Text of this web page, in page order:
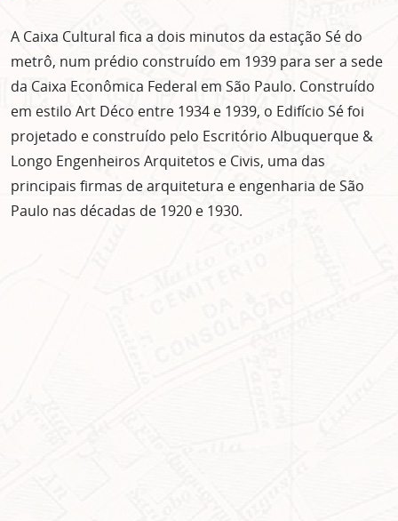
A Caixa Cultural fica a dois minutos da estação Sé do
metrô, num prédio construído em 1939 para ser a sede
da Caixa Econômica Federal em São Paulo. Construído
em estilo Art Déco entre 1934 e 1939, o Edifício Sé foi
projetado e construído pelo Escritório Albuquerque &
Longo Engenheiros Arquitetos e Civis, uma das
principais firmas de arquitetura e engenharia de São
Paulo nas décadas de 1920 e 1930.